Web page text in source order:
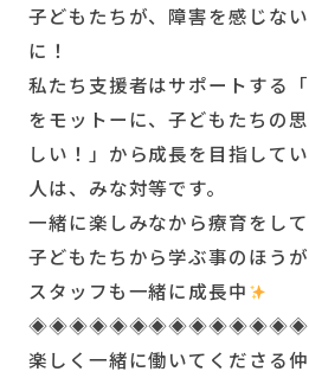
子どもたちが、障害を感じな
に！
私たち支援者はサポートする
をモットーに、子どもたちの
しい！」から成長を目指してい
人は、みな対等です。
一緒に楽しみなから療育をして
子どもたちから学ぶ事のほう
スタッフも一緒に成長中
楽しく一緒に働いてくださる